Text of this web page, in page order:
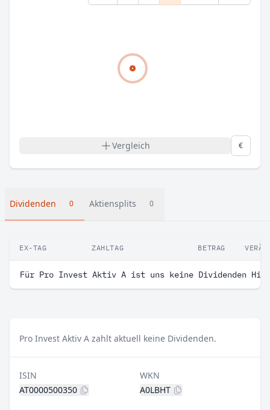
Vergleich €
Dividenden 0 Aktiensplits 0
EX-TAG ZAHLTAG BETRAG
Für Pro Invest Aktiv A ist uns keine Dividenden
Pro Invest Aktiv A zahlt aktuell keine Dividenden.
ISIN
AT0000500350
WKN
A0LBHT